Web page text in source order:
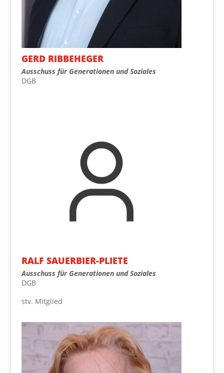
GERD RIB­BE­HE­GER
Aus­schuss für Gene­ra­tio­nen und Soziales
DGB
RALF SAU­ER­BIER-PLIE­TE
Aus­schuss für Gene­ra­tio­nen und Soziales
DGB
stv. Mit­glied